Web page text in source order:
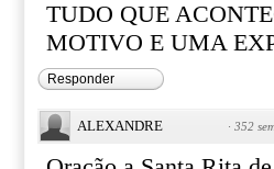
TUDO QUE
MOTIVO E UMA
Responder
ALEXANDRE · 352